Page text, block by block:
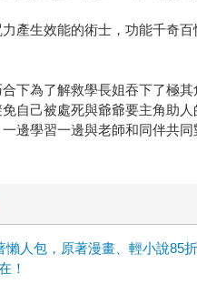
產生效能的術士，功能千奇
下為了解救學長姐吞下了極
自己被處死與爺爺要主角助人
邊學習一邊與老師和同伴共同
懶人包，原著漫畫、輕小說85
！